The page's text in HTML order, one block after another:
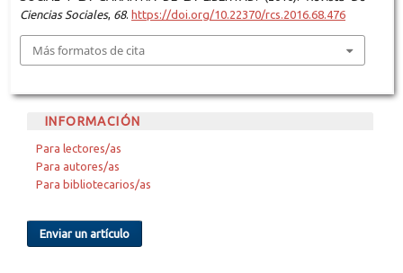
Ciencias Sociales, 68. https://doi.org/10.22370/rcs.2016.68.476
Más formatos de cita
INFORMACIÓN
Para lectores/as
Para autores/as
Para bibliotecarios/as
Enviar un artículo